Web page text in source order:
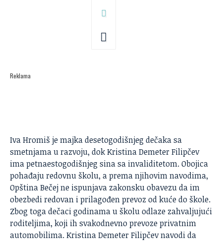
Reklama
Iva Hromiš je majka desetogodišnjeg dečaka sa
smetnjama u razvoju, dok Kristina Demeter Filipčev
ima petnaestogodišnjeg sina sa invaliditetom. Obojica
pohađaju redovnu školu, a prema njihovim navodima,
Opština Bečej ne ispunjava zakonsku obavezu da im
obezbedi redovan i prilagođen prevoz od kuće do škole.
Zbog toga dečaci godinama u školu odlaze zahvaljujući
roditeljima, koji ih svakodnevno prevoze privatnim
automobilima. Kristina Demeter Filipčev navodi da